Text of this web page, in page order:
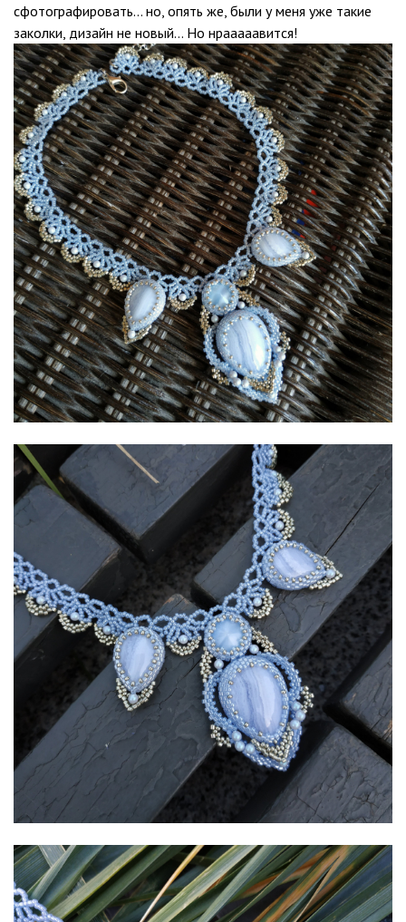
сфотографировать… но, опять же, были у меня уже такие
заколки, дизайн не новый… Но нрааааавится!